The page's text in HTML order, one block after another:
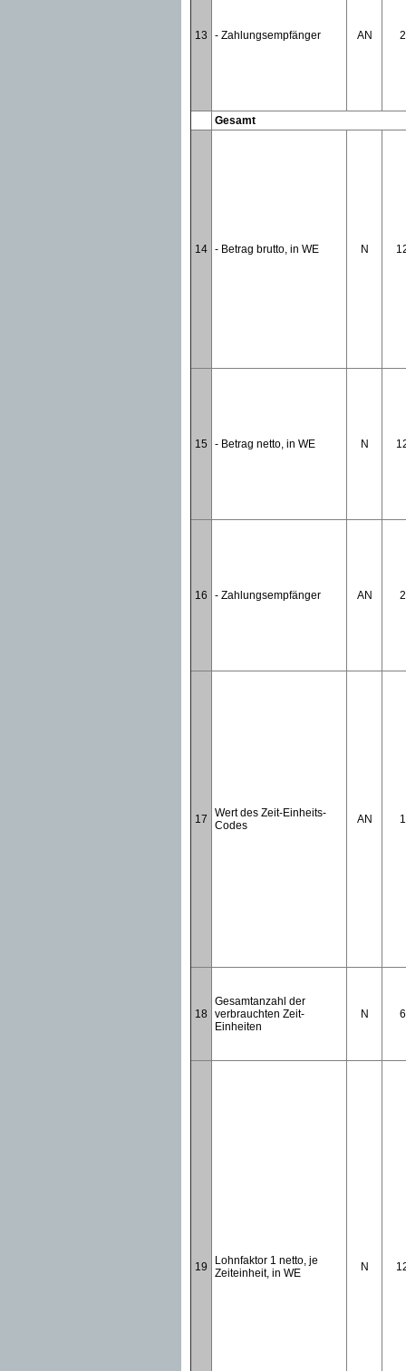
13 - Zahlungsempfänger AN 2
Gesamt
14 - Betrag brutto, in WE N
15 - Betrag netto, in WE N
16 - Zahlungsempfänger AN 2
17
Wert des Zeit-Einheits-
Codes
AN 1
18
Gesamtanzahl der
verbrauchten Zeit-
Einheiten
N 6
19
Lohnfaktor 1 netto, je
Zeiteinheit, in WE
N